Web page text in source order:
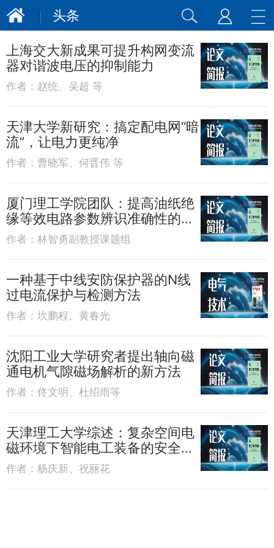
头条
上海交大新成果可提升构网变流
器对谐波电压的抑制能力
作者： 赵统、吴超 等
天津大学新研究：搞定配电网“暗
流”，让电力更纯净
作者： 曹晓军、何晋伟 等
厦门理工学院团队：提高油纸绝
缘等效电路参数辨识准确性的新
方法
作者： 林智勇副教授课题组
一种基于中线安防保护器的N线
过电流保护与检测方法
作者： 坎鹏程、黄春光
沈阳工业大学研究者提出轴向磁
通电机气隙磁场解析的新方法
作者： 佟文明、杜绍雨等
天津理工大学综述：复杂空间电
磁环境下智能电工装备的安全与
防护
作者： 杨庆新、祝丽花